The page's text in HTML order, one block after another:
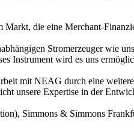
Markt, die eine Merchant-
Stromerzeuger wie
Instrument wird es uns
mit NEAG durch eine
unsere Expertise in der
Simmons & Simmons